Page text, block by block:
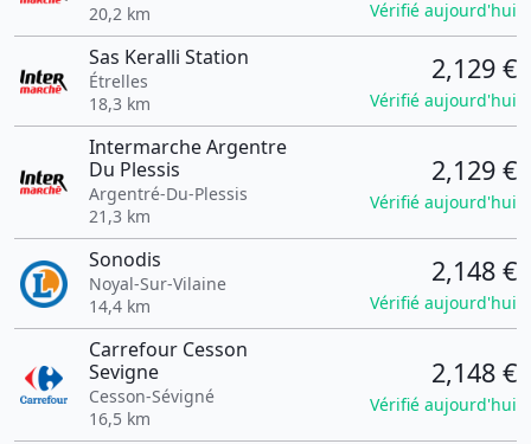
20,2 km
Vérifié aujourd'hui
Sas Keralli Station
Étrelles
18,3 km
2,129 €
Vérifié aujourd'hui
Intermarche Argentre
Du Plessis
Argentré-Du-Plessis
21,3 km
2,129 €
Vérifié aujourd'hui
Sonodis
Noyal-Sur-Vilaine
14,4 km
2,148 €
Vérifié aujourd'hui
Carrefour Cesson
Sevigne
Cesson-Sévigné
16,5 km
2,148 €
Vérifié aujourd'hui